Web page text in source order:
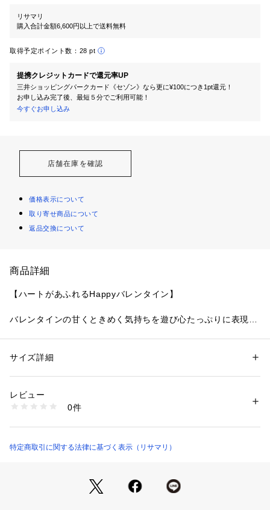
リサマリ
購入合計金額6,600円以上で送料無料
取得予定ポイント数： 28 pt
提携クレジットカードで還元率UP
三井ショッピングパークカード《セゾン》なら更に¥100につき1pt還元！
お申し込み完了後、最短５分でご利用可能！
今すぐお申し込み
店舗在庫を確認
価格表示について
取り寄せ商品について
返品交換について
商品詳細
【ハートがあふれるHappyバレンタイン】
バレンタインの甘くときめく気持ちを遊び心たっぷりに表現し
インに。１つ１つステッチを変えた小さなハートや、「Risa M
トのチャームと、ストラップにはきらめくガラスビーズをほど
こして、心ときめくワンポイントに。サイドには「Valentin
タインをHappyに楽しめるコレクションです。
『Glamor Bra／サイドすっきりタイプ』
Gカップ～専用に設計されたパターンです。サイドパネルと脇
性別：レディース
素材：ポリエステル・ナイロン・ポリウレタン
商品番号：
N05-65132 （ショップ）
サイズ詳細
レビュー
0件
特定商取引に関する法律に基づく表示（リサマリ）